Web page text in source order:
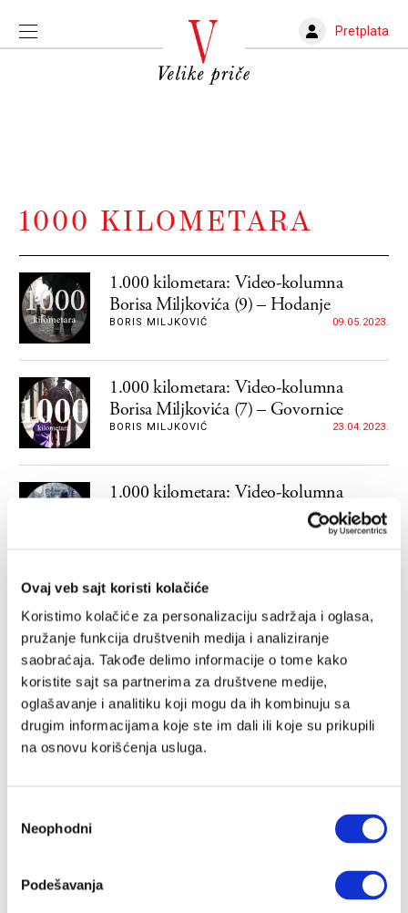
Ovaj veb sajt koristi kolačiće
Koristimo kolačiće za personalizaciju sadržaja i oglasa,
pružanje funkcija društvenih medija i analiziranje
saobraćaja. Takođe delimo informacije o tome kako
koristite sajt sa partnerima za društvene medije,
oglašavanje i analitiku koji mogu da ih kombinuju sa
drugim informacijama koje ste im dali ili koje su prikupili
na osnovu korišćenja usluga.
сагласности
Neophodni
Podešavanja
Pretplata
1000 KILOMETARA
1.000 kilometara: Video-kolumna
Borisa Miljkovića (9) – Hodanje
BORIS MILJKOVIĆ 09.05.2023.
1.000 kilometara: Video-kolumna
Borisa Miljkovića (7) – Govornice
BORIS MILJKOVIĆ 23.04.2023.
1.000 kilometara: Video-kolumna
Borisa Miljkovića (6) – Javne zgrade
16.04.2023.
1.000 kilometara: Video-kolumna
Borisa Miljkovića (5) – Pešačka zona
BORIS MILJKOVIĆ
Video-kolumna “1.000 kilometara” (3):
Bioskop
Potragu za biserima u đubretu specijalizirao sam kod
Ljube Popovića, našeg i njihovog velikog slikara dok
Video-kolumna „1.000 kilometara“ (2):
Da li ste znali da se navršilo tačno 100 godina od prvih
baletskih početaka u Beogradu? Da li se istorija